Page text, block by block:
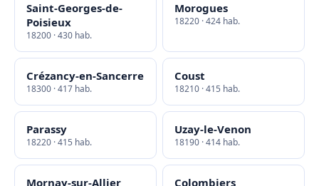
Saint-Georges-de-
Poisieux
18200 · 430 hab.
Morogues
18220 · 424 hab.
Crézancy-en-Sancerre
18300 · 417 hab.
Coust
18210 · 415 hab.
Parassy
18220 · 415 hab.
Uzay-le-Venon
18190 · 414 hab.
Mornay-sur-Allier Colombiers